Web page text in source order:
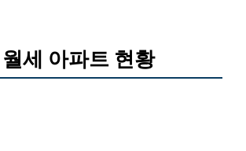
세 아파트 현황